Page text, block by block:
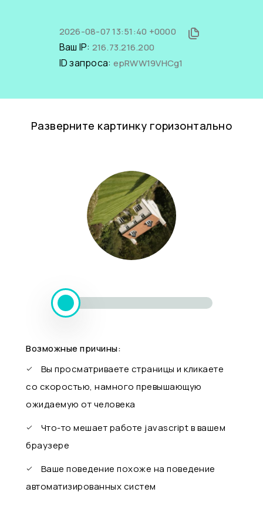
2026-08-07 13:51:40 +0000
Ваш IP: 216.73.216.200
ID запроса: epRWW19VHCg1
Разверните картинку горизонтально
Возможные причины:
Вы просматриваете страницы и кликаете
со скоростью, намного превышающую
ожидаемую от человека
Что-то мешает работе javascript в вашем
браузере
Ваше поведение похоже на поведение
автоматизированных систем